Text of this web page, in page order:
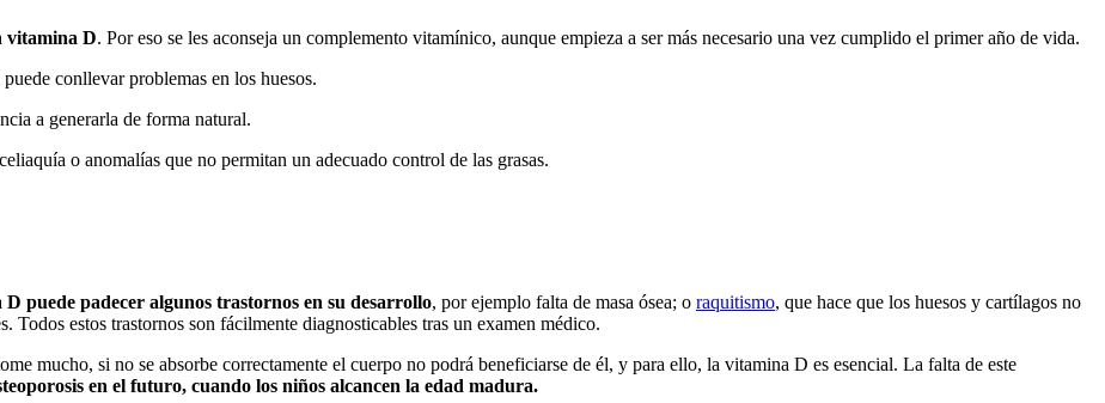
vitamina D. Por eso se les aconseja un complemento vitamínico, aunque empieza a ser más necesario una vez cumplido el primer año de vida.
conllevar problemas en los huesos.
a generarla de forma natural.
o anomalías que no permitan un adecuado control de las grasas.
puede padecer algunos trastornos en su desarrollo, por ejemplo falta de masa ósea; o raquitismo, que hace que los huesos y cartílagos no
Todos estos trastornos son fácilmente diagnosticables tras un examen médico.
mucho, si no se absorbe correctamente el cuerpo no podrá beneficiarse de él, y para ello, la vitamina D es esencial. La falta de este
en el futuro, cuando los niños alcancen la edad madura.